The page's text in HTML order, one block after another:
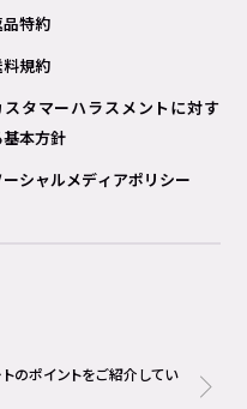
特約
規約
スタマーハラスメントに対す
基本方針
ーシャルメディアポリシー
のポイントをご紹介してい